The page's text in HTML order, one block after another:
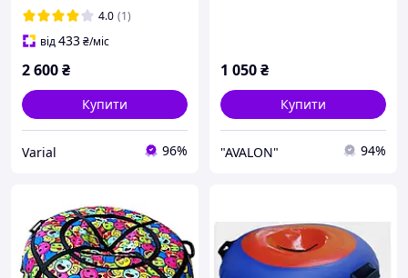
4.0 (1)
від433₴/міс
2 600₴
Купити
Varial 96%
1 050₴
Купити
"AVALON" 94%